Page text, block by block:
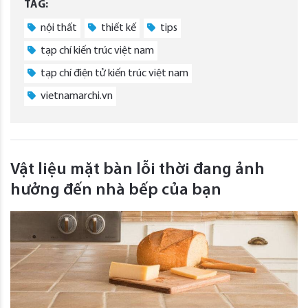
TAG:
nội thất thiết kế tips
tạp chí kiến trúc việt nam
tạp chí điện tử kiến trúc việt nam
vietnamarchi.vn
Vật liệu mặt bàn lỗi thời đang ảnh
hưởng đến nhà bếp của bạn